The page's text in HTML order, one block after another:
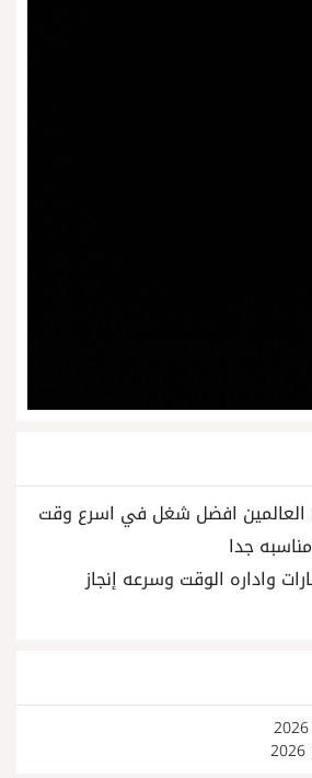
العالمين افضل شغل في اسرع وقت
جدا
واداره الوقت وسرعه إنجاز